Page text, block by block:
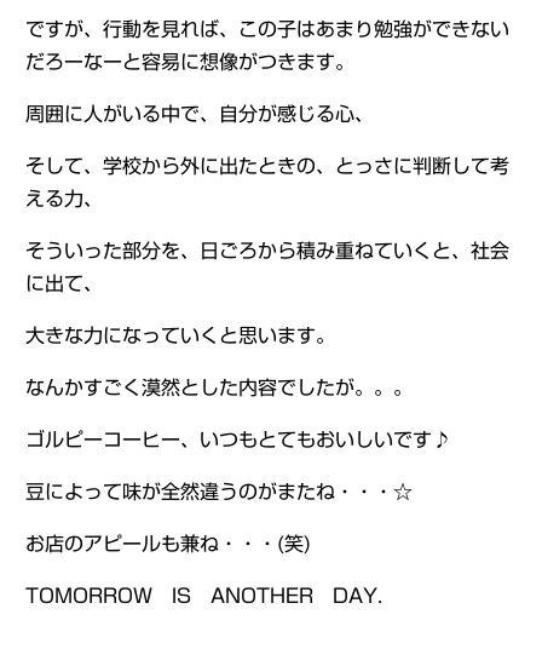
ですが、行動を見れば、この子はあまり勉強ができない
だろーなーと容易に想像がつきます。
周囲に人がいる中で、自分が感じる心、
そして、学校から外に出たときの、とっさに判断して考
える力、
そういった部分を、日ごろから積み重ねていくと、社会
に出て、
大きな力になっていくと思います。
なんかすごく漠然とした内容でしたが。。。
ゴルピーコーヒー、いつもとてもおいしいです♪
豆によって味が全然違うのがまたね・・・☆
お店のアピールも兼ね・・・(笑)
TOMORROW IS ANOTHER DAY.